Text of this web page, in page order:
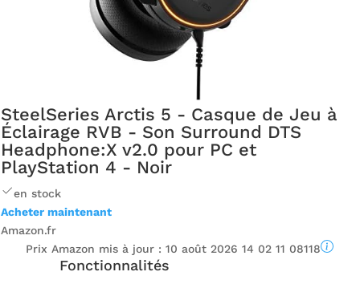
SteelSeries Arctis 5 - Casque de Jeu à
Éclairage RVB - Son Surround DTS
Headphone:X v2.0 pour PC et
PlayStation 4 - Noir
en stock
Acheter maintenant
Amazon.fr
Prix ​​Amazon mis à jour :10 août 2026 14 02 11 08118
Fonctionnalités